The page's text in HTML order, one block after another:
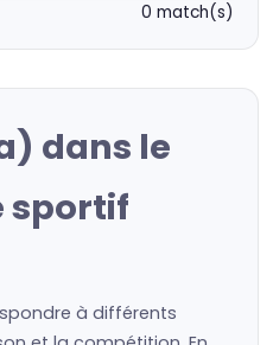
0 match(s)
dans le
sportif
à différents